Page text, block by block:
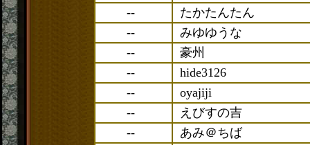
--
たかたんたん
--
みゆゆうな
--
豪州
--
hide3126
--
oyajiji
--
えびすの吉
--
あみ＠ちば